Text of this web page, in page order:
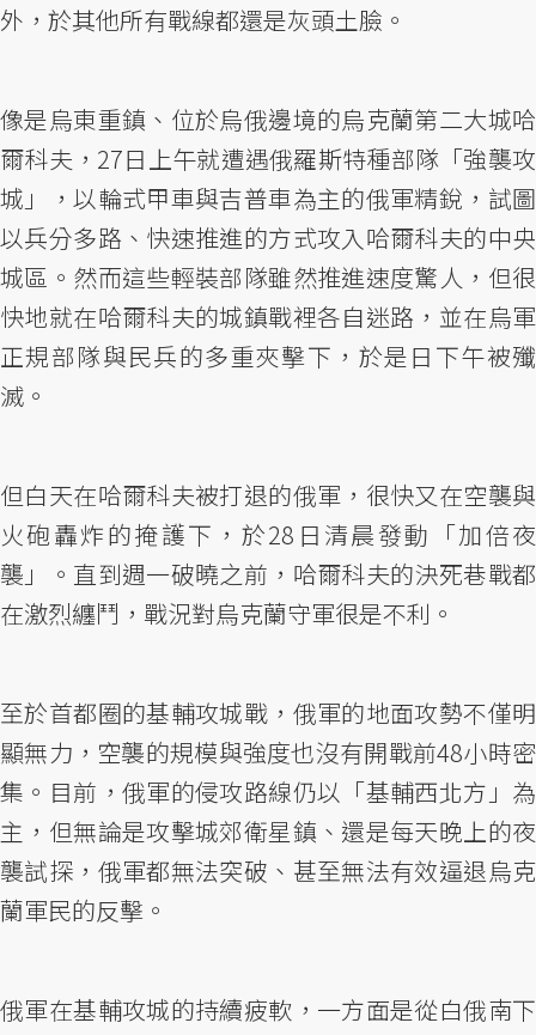
外，於其他所有戰線都還是灰頭土臉。
像是烏東重鎮、位於烏俄邊境的烏克蘭第二大城哈
爾科夫，27日上午就遭遇俄羅斯特種部隊「強襲攻
城」，以輪式甲車與吉普車為主的俄軍精銳，試圖
以兵分多路、快速推進的方式攻入哈爾科夫的中央
城區。然而這些輕裝部隊雖然推進速度驚人，但很
快地就在哈爾科夫的城鎮戰裡各自迷路，並在烏軍
正規部隊與民兵的多重夾擊下，於是日下午被殲
滅。
但白天在哈爾科夫被打退的俄軍，很快又在空襲與
火砲轟炸的掩護下，於28日清晨發動「加倍夜
襲」。直到週一破曉之前，哈爾科夫的決死巷戰都
在激烈纏鬥，戰況對烏克蘭守軍很是不利。
至於首都圈的基輔攻城戰，俄軍的地面攻勢不僅明
顯無力，空襲的規模與強度也沒有開戰前48小時密
集。目前，俄軍的侵攻路線仍以「基輔西北方」為
主，但無論是攻擊城郊衛星鎮、還是每天晚上的夜
襲試探，俄軍都無法突破、甚至無法有效逼退烏克
蘭軍民的反擊。
俄軍在基輔攻城的持續疲軟，一方面是從白俄南下